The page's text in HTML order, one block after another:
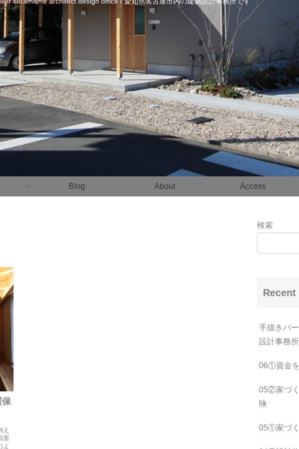
Blog About Access
保
害
よ
検索
手描きパ
設計事務
06①資金
05②家づ
険
05①家づ